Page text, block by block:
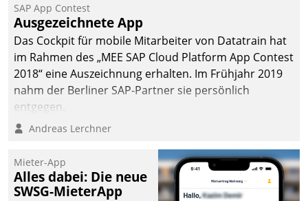
SAP App Contest
Ausgezeichnete App
Das Cockpit für mobile Mitarbeiter von Datatrain hat
im Rahmen des „MEE SAP Cloud Platform App Contest
2018“ eine Auszeichnung erhalten. Im Frühjahr 2019
nahm der Berliner SAP-Partner sie persönlich
entgegen.
Andreas Lerchner
Mieter-App
Alles dabei: Die neue
SWSG-MieterApp